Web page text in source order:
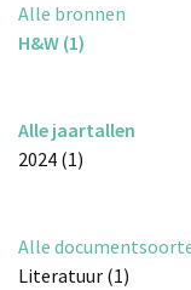
Alle bronnen
H&W (1)
Alle jaartallen
2024 (1)
Alle
Literatuur (1)